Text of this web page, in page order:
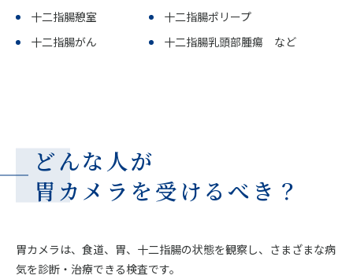
十二指腸憩室
十二指腸ポリープ
十二指腸がん
十二指腸乳頭部腫瘍 など
どんな人が
胃カメラを受けるべき？
胃カメラは、食道、胃、十二指腸の状態を観察し、さまざまな病
気を診断・治療できる検査です。